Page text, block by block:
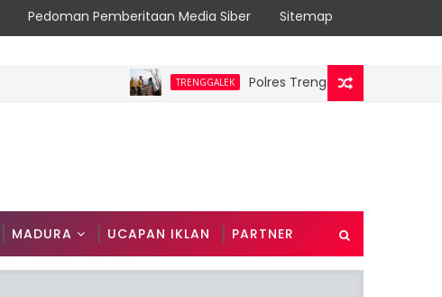
Pedoman Pemberitaan Media Siber
Sitemap
TRENGGALEK
Polres Trenggalek Padukan Jalan
MADURA UCAPAN IKLAN PARTNER